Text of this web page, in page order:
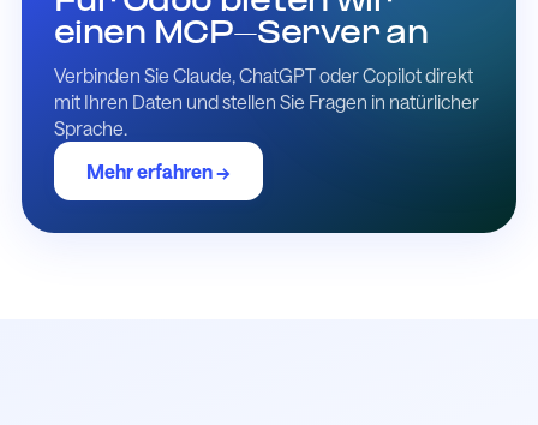
einen MCP-Server an
Verbinden Sie Claude, ChatGPT oder Copilot direkt
mit Ihren Daten und stellen Sie Fragen in natürlicher
Sprache.
Mehr erfahren →